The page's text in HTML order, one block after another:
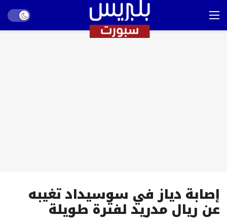
mode
إصابة دياز في سوسيداد تغيبه
عن ريال مدريد لفترة طويلة